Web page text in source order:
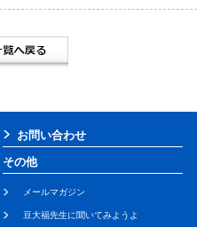
お問い合わせ
その他
メールマガジン
豆大福先生に聞いてみようよ